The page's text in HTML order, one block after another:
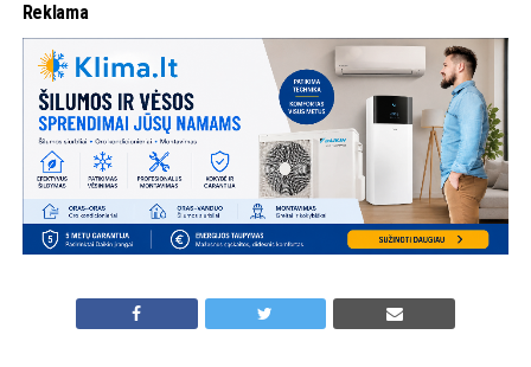
Reklama